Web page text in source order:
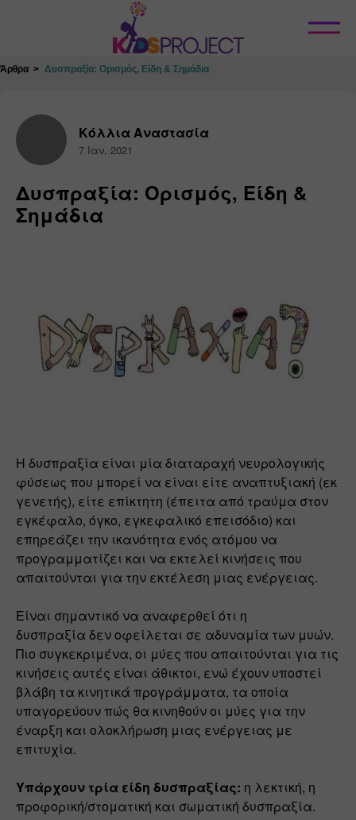
Κλείσιμο
Άρθρα Δυσπραξία: Ορισμός, Είδη & Σημάδια
Κόλλια Αναστασία
7 Ιαν, 2021
Δυσπραξία: Ορισμός, Είδη &
Σημάδια
Η δυσπραξία είναι μία διαταραχή νευρολογικής
φύσεως που μπορεί να είναι είτε αναπτυξιακή (εκ
γενετής), είτε επίκτητη (έπειτα από τραύμα στον
εγκέφαλο, όγκο, εγκεφαλικό επεισόδιο) και
επηρεάζει την ικανότητα ενός ατόμου να
προγραμματίζει και να εκτελεί κινήσεις που
απαιτούνται για την εκτέλεση μιας ενέργειας.
Είναι σημαντικό να αναφερθεί ότι η
δυσπραξία δεν οφείλεται σε αδυναμία των μυών.
Πιο συγκεκριμένα, οι μύες που απαιτούνται για τις
κινήσεις αυτές είναι άθικτοι, ενώ έχουν υποστεί
βλάβη τα κινητικά προγράμματα, τα οποία
υπαγορεύουν πώς θα κινηθούν οι μύες για την
έναρξη και ολοκλήρωση μιας ενέργειας με
επιτυχία.
Υπάρχουν τρία είδη δυσπραξίας: η λεκτική, η
προφορική/στοματική και σωματική δυσπραξία.